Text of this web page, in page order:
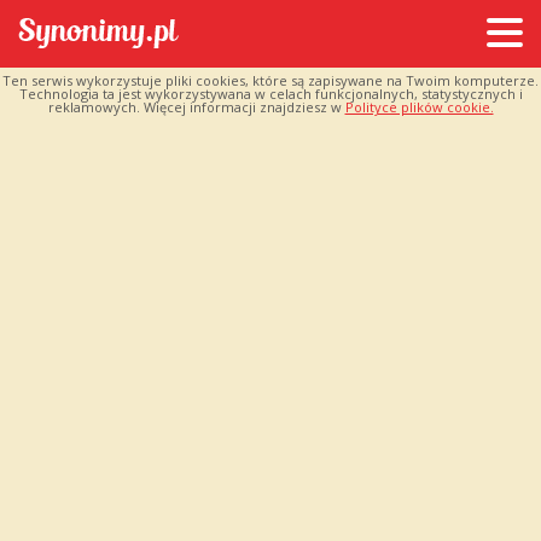
Ten serwis wykorzystuje pliki cookies, które są zapisywane na Twoim komputerze.
Technologia ta jest wykorzystywana w celach funkcjonalnych, statystycznych i
reklamowych. Więcej informacji znajdziesz w Polityce plików cookie.